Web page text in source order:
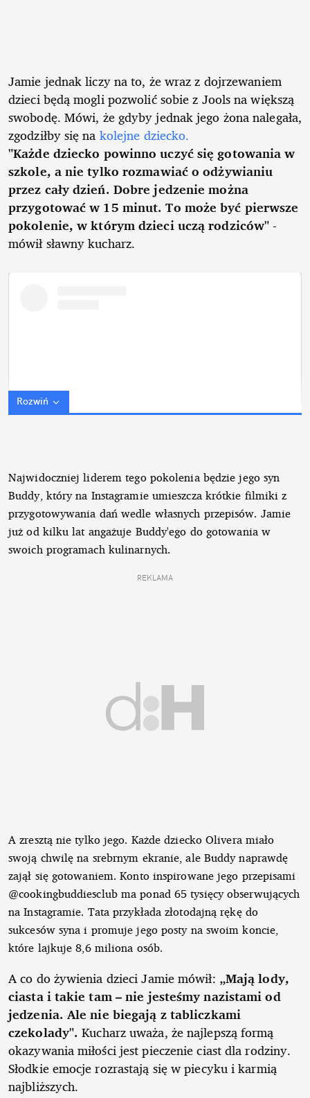
Jamie jednak liczy na to, że wraz z dojrzewaniem
dzieci będą mogli pozwolić sobie z Jools na większą
swobodę. Mówi, że gdyby jednak jego żona nalegała,
zgodziłby się na kolejne dziecko.
"Każde dziecko powinno uczyć się gotowania w
szkole, a nie tylko rozmawiać o odżywianiu
przez cały dzień. Dobre jedzenie można
przygotować w 15 minut. To może być pierwsze
pokolenie, w którym dzieci uczą rodziców"-
mówił sławny kucharz.
Rozwiń
Najwidoczniej liderem tego pokolenia będzie jego syn
Buddy, który na Instagramie umieszcza krótkie filmiki z
przygotowywania dań wedle własnych przepisów. Jamie
już od kilku lat angażuje Buddy'ego do gotowania w
swoich programach kulinarnych.
REKLAMA
A zresztą nie tylko jego. Każde dziecko Olivera miało
swoją chwilę na srebrnym ekranie, ale Buddy naprawdę
zajął się gotowaniem. Konto inspirowane jego przepisami
@cookingbuddiesclub ma ponad 65 tysięcy obserwujących
na Instagramie. Tata przykłada złotodajną rękę do
sukcesów syna i promuje jego posty na swoim koncie,
które lajkuje 8,6 miliona osób.
A co do żywienia dzieci Jamie mówił: „Mają lody,
ciasta i takie tam – nie jesteśmy nazistami od
jedzenia. Ale nie biegają z tabliczkami
czekolady". Kucharz uważa, że najlepszą formą
okazywania miłości jest pieczenie ciast dla rodziny.
Słodkie emocje rozrastają się w piecyku i karmią
najbliższych.